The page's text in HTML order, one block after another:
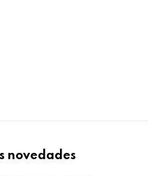
novedades